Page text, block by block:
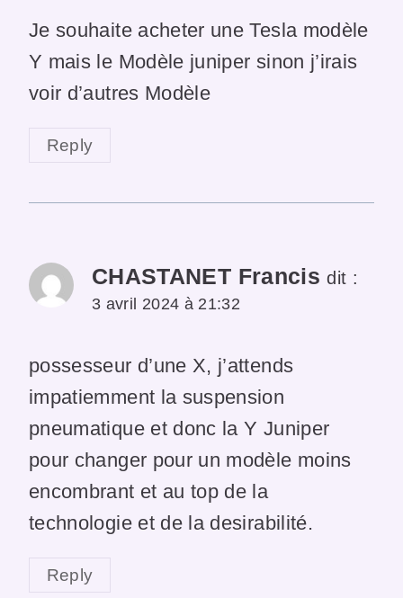
Je souhaite acheter une Tesla modèle
Y mais le Modèle juniper sinon j’irais
voir d’autres Modèle
Reply
CHASTANET Francis dit :
3 avril 2024 à 21:32
possesseur d’une X, j’attends
impatiemment la suspension
pneumatique et donc la Y Juniper
pour changer pour un modèle moins
encombrant et au top de la
technologie et de la desirabilité.
Reply